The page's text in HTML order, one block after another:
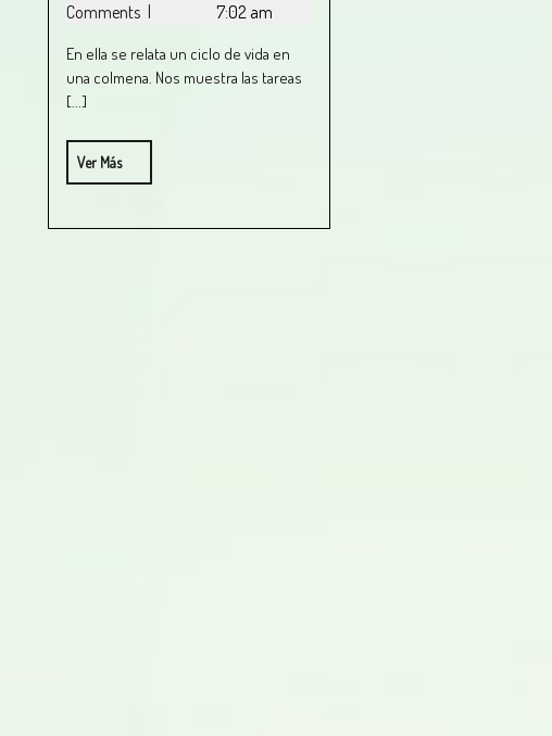
Comments
7:02 am
En ella se relata un ciclo de vida en
una colmena. Nos muestra las tareas
[...]
Ver Más